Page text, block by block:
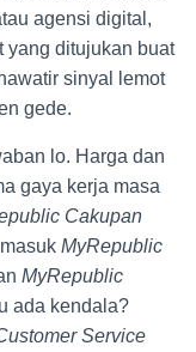
agensi digital,
yang ditujukan buat
sinyal lemot
gede.
lo. Harga dan
gaya kerja masa
Cakupan
MyRepublic
MyRepublic
ada kendala?
Service